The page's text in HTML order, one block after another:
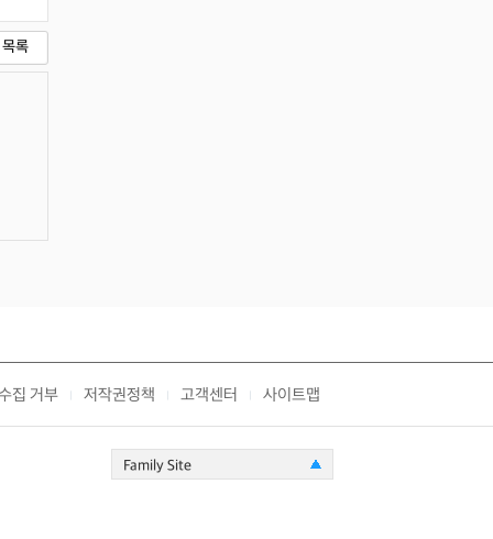
목록
집 거부 저작권정책 고객센터 사이트맵
Family Site